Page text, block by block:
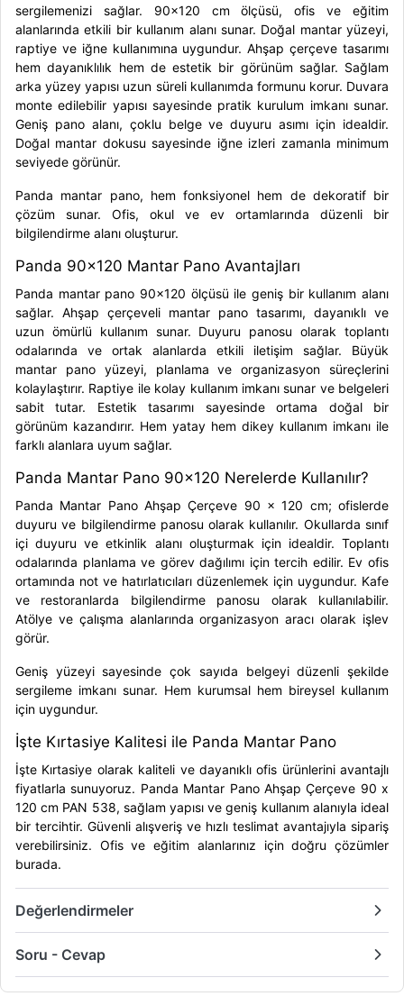
sergilemenizi sağlar. 90x120 cm ölçüsü, ofis ve eğitim
alanlarında etkili bir kullanım alanı sunar. Doğal mantar yüzeyi,
raptiye ve iğne kullanımına uygundur. Ahşap çerçeve tasarımı
hem dayanıklılık hem de estetik bir görünüm sağlar. Sağlam
arka yüzey yapısı uzun süreli kullanımda formunu korur. Duvara
monte edilebilir yapısı sayesinde pratik kurulum imkanı sunar.
Geniş pano alanı, çoklu belge ve duyuru asımı için idealdir.
Doğal mantar dokusu sayesinde iğne izleri zamanla minimum
seviyede görünür.
Panda mantar pano, hem fonksiyonel hem de dekoratif bir
çözüm sunar. Ofis, okul ve ev ortamlarında düzenli bir
bilgilendirme alanı oluşturur.
Panda 90x120 Mantar Pano Avantajları
Panda mantar pano 90x120 ölçüsü ile geniş bir kullanım alanı
sağlar. Ahşap çerçeveli mantar pano tasarımı, dayanıklı ve
uzun ömürlü kullanım sunar. Duyuru panosu olarak toplantı
odalarında ve ortak alanlarda etkili iletişim sağlar. Büyük
mantar pano yüzeyi, planlama ve organizasyon süreçlerini
kolaylaştırır. Raptiye ile kolay kullanım imkanı sunar ve belgeleri
sabit tutar. Estetik tasarımı sayesinde ortama doğal bir
görünüm kazandırır. Hem yatay hem dikey kullanım imkanı ile
farklı alanlara uyum sağlar.
Panda Mantar Pano 90x120 Nerelerde Kullanılır?
Panda Mantar Pano Ahşap Çerçeve 90 x 120 cm; ofislerde
duyuru ve bilgilendirme panosu olarak kullanılır. Okullarda sınıf
içi duyuru ve etkinlik alanı oluşturmak için idealdir. Toplantı
odalarında planlama ve görev dağılımı için tercih edilir. Ev ofis
ortamında not ve hatırlatıcıları düzenlemek için uygundur. Kafe
ve restoranlarda bilgilendirme panosu olarak kullanılabilir.
Atölye ve çalışma alanlarında organizasyon aracı olarak işlev
görür.
Geniş yüzeyi sayesinde çok sayıda belgeyi düzenli şekilde
sergileme imkanı sunar. Hem kurumsal hem bireysel kullanım
için uygundur.
İşte Kırtasiye Kalitesi ile Panda Mantar Pano
İşte Kırtasiye olarak kaliteli ve dayanıklı ofis ürünlerini avantajlı
fiyatlarla sunuyoruz. Panda Mantar Pano Ahşap Çerçeve 90 x
120 cm PAN 538, sağlam yapısı ve geniş kullanım alanıyla ideal
bir tercihtir. Güvenli alışveriş ve hızlı teslimat avantajıyla sipariş
verebilirsiniz. Ofis ve eğitim alanlarınız için doğru çözümler
burada.
Değerlendirmeler
Soru - Cevap